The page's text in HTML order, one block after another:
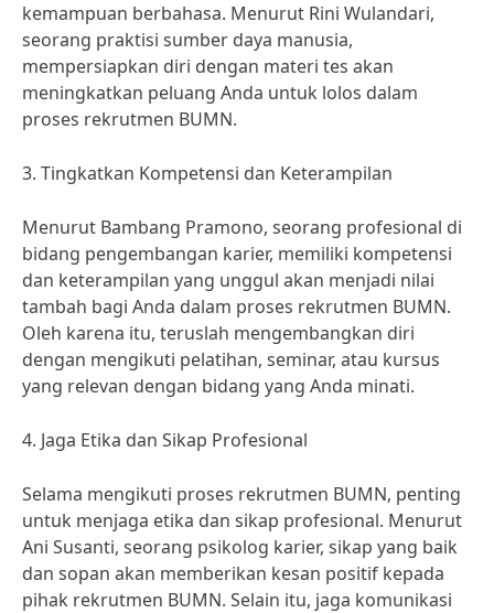
kemampuan berbahasa. Menurut Rini Wulandari,
seorang praktisi sumber daya manusia,
mempersiapkan diri dengan materi tes akan
meningkatkan peluang Anda untuk lolos dalam
proses rekrutmen BUMN.
3. Tingkatkan Kompetensi dan Keterampilan
Menurut Bambang Pramono, seorang profesional di
bidang pengembangan karier, memiliki kompetensi
dan keterampilan yang unggul akan menjadi nilai
tambah bagi Anda dalam proses rekrutmen BUMN.
Oleh karena itu, teruslah mengembangkan diri
dengan mengikuti pelatihan, seminar, atau kursus
yang relevan dengan bidang yang Anda minati.
4. Jaga Etika dan Sikap Profesional
Selama mengikuti proses rekrutmen BUMN, penting
untuk menjaga etika dan sikap profesional. Menurut
Ani Susanti, seorang psikolog karier, sikap yang baik
dan sopan akan memberikan kesan positif kepada
pihak rekrutmen BUMN. Selain itu, jaga komunikasi